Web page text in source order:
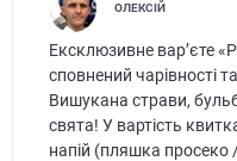
ОЛЕКСІЙ
Ексклюзивне вар’єте
сповнений чарівності
Вишукана страви,
свята! У вартість
напій (пляшка просеко